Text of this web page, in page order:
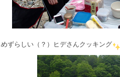
めずらしい（？）ヒデさんクッキング